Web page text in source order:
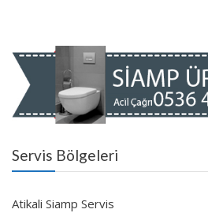
Servis Bölgeleri
Atikali Siamp Servis